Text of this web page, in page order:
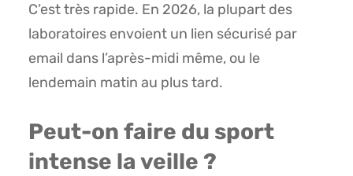
C’est très rapide. En 2026, la plupart des
laboratoires envoient un lien sécurisé par
email dans l’après-midi même, ou le
lendemain matin au plus tard.
Peut-on faire du sport
intense la veille ?